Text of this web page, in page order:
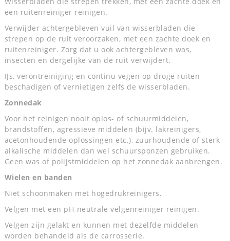
een ruitenreiniger reinigen.
Verwijder achtergebleven vuil van wisserbladen die
strepen op de ruit veroorzaken, met een zachte doek en
ruitenreiniger. Zorg dat u ook achtergebleven was,
insecten en dergelijke van de ruit verwijdert.
IJs, verontreiniging en continu vegen op droge ruiten
beschadigen of vernietigen zelfs de wisserbladen.
Zonnedak
Voor het reinigen nooit oplos- of schuurmiddelen,
brandstoffen, agressieve middelen (bijv. lakreinigers,
acetonhoudende oplossingen etc.), zuurhoudende of sterk
alkalische middelen dan wel schuursponzen gebruiken.
Geen was of polijstmiddelen op het zonnedak aanbrengen.
Wielen en banden
Niet schoonmaken met hogedrukreinigers.
Velgen met een pH-neutrale velgenreiniger reinigen.
Velgen zijn gelakt en kunnen met dezelfde middelen
worden behandeld als de carrosserie.